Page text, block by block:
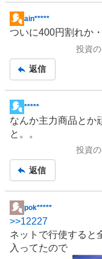
掲
示
事
ain*****
ついに400円割れか
投資
返信
掲
示
板
*****
なんか主力商品とか
と。。
投資
返信
掲
示
板
記
pok*****
>>12227
ネットで行使すると
入ってたので